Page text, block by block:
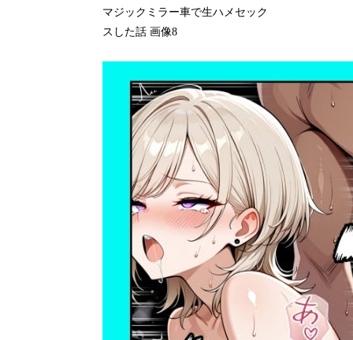
マジックミラー車で生ハメセック
スした話 画像8